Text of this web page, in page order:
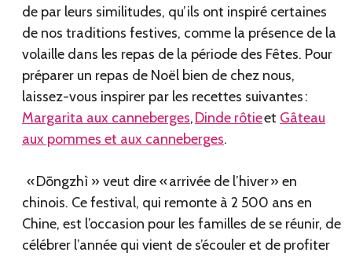
de par leurs similitudes, qu’ils ont inspiré certaines
de nos traditions festives, comme la présence de la
volaille dans les repas de la période des Fêtes. Pour
préparer un repas de Noël bien de chez nous,
laissez-vous inspirer par les recettes suivantes :
Margarita aux canneberges,Dinde rôtieet Gâteau
aux pommes et aux canneberges.
« Dōngzhì » veut dire « arrivée de l’hiver » en
chinois. Ce festival, qui remonte à 2 500 ans en
Chine, est l’occasion pour les familles de se réunir, de
célébrer l’année qui vient de s’écouler et de profiter